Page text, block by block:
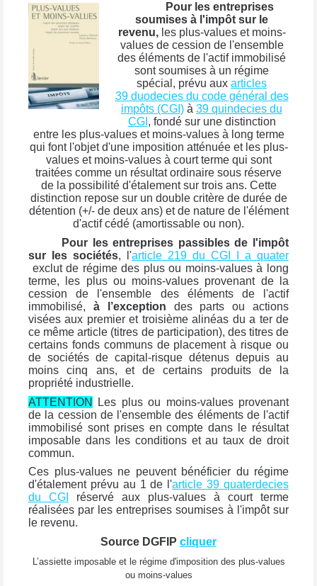
Pour les entreprises
soumises à l'impôt sur le
revenu,les plus-values et moins-
values de cession de l'ensemble
des éléments de l'actif immobilisé
sont soumises à un régime
spécial, prévu auxarticles
39 duodecies du code général des
impôts (CGI) à39 quindecies du
CGI , fondé sur une distinction
entre les plus-values et moins-values à long terme
qui font l'objet d'une imposition atténuée et les plus-
values et moins-values à court terme qui sont
traitées comme un résultat ordinaire sous réserve
de la possibilité d'étalement sur trois ans. Cette
distinction repose sur un double critère de durée de
détention (+/- de deux ans) et de nature de l'élément
d'actif cédé (amortissable ou non).
Pour les entreprises passibles de l'impôt
sur les sociétés, l'article 219 du CGI I a quater
exclut de régime des plus ou moins-values à long
terme, les plus ou moins-values provenant de la
cession de l'ensemble des éléments de l'actif
immobilisé, à l’exception des parts ou actions
visées aux premier et troisième alinéas du a ter de
ce même article (titres de participation), des titres de
certains fonds communs de placement à risque ou
de sociétés de capital-risque détenus depuis au
moins cinq ans, et de certains produits de la
propriété industrielle.
ATTENTION
Les plus ou moins-values provenant
de la cession de l'ensemble des éléments de l'actif
immobilisé sont prises en compte dans le résultat
imposable dans les conditions et au taux de droit
commun.
Ces plus-values ne peuvent bénéficier du régime
d'étalement prévu au 1 de l'article 39 quaterdecies
du CGI
réservé aux plus-values à court terme
réalisées par les entreprises soumises à l'impôt sur
le revenu.
Source DGFIP cliquer
L’assiette imposable et le régime d'imposition des plus-values
ou moins-values